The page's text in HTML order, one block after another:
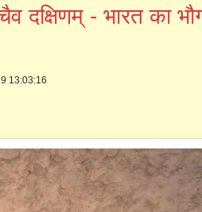
दक्षिणम् - भारत का
13:03:16